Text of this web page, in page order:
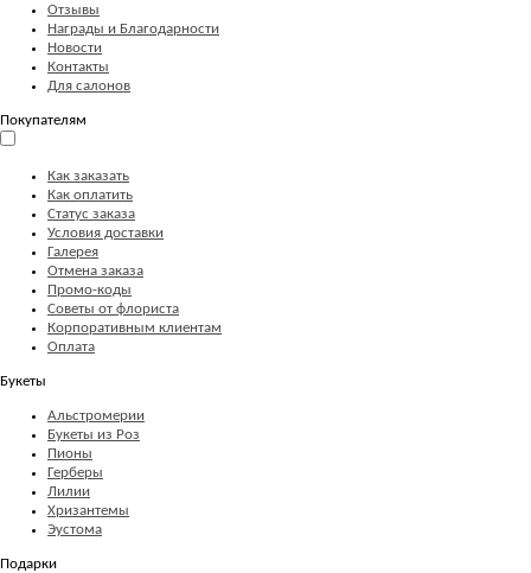
Отзывы
Награды и Благодарности
Новости
Контакты
Для салонов
Покупателям
Как заказать
Как оплатить
Статус заказа
Условия доставки
Галерея
Отмена заказа
Промо-коды
Советы от флориста
Корпоративным клиентам
Оплата
Букеты
Альстромерии
Букеты из Роз
Пионы
Герберы
Лилии
Хризантемы
Эустома
Подарки